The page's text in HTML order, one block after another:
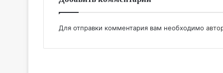
Для отправки комментария вам необходимо